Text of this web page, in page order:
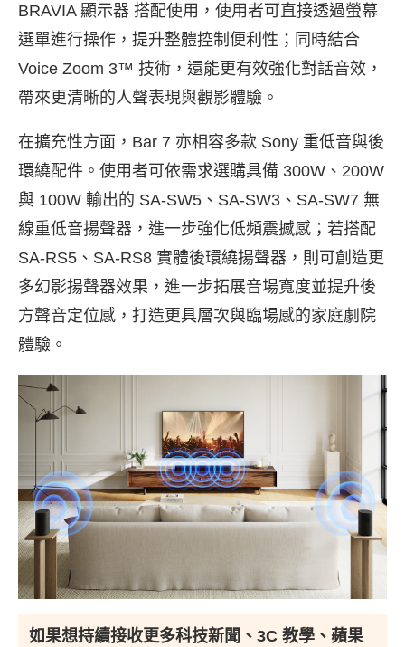
BRAVIA 顯示器 搭配使用，使用者可直接透過螢幕
選單進行操作，提升整體控制便利性；同時結合
Voice Zoom 3™ 技術，還能更有效強化對話音效，
帶來更清晰的人聲表現與觀影體驗。
在擴充性方面，Bar 7 亦相容多款 Sony 重低音與後
環繞配件。使用者可依需求選購具備 300W、200W
與 100W 輸出的 SA-SW5、SA-SW3、SA-SW7 無
線重低音揚聲器，進一步強化低頻震撼感；若搭配
SA-RS5、SA-RS8 實體後環繞揚聲器，則可創造更
多幻影揚聲器效果，進一步拓展音場寬度並提升後
方聲音定位感，打造更具層次與臨場感的家庭劇院
體驗。
如果想持續接收更多科技新聞、3C 教學、蘋果